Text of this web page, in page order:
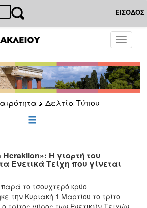
ΕΙΣΟΔΟΣ
Toggle
Δελτία Τύπου
Heraklion»: Η γιορτή του
Ενετικά Τείχη που γίνεται
το τσουχτερό κρύο
την Κυριακή 1 Μαρτίου το τρίτο
ο τρίτος γύρος των Ενετικών Τειχών